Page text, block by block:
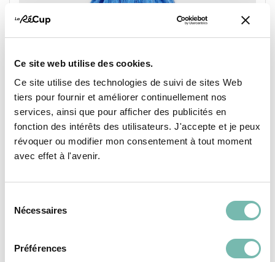
Ce site web utilise des cookies.
Ce site utilise des technologies de suivi de sites Web
tiers pour fournir et améliorer continuellement nos
services, ainsi que pour afficher des publicités en
fonction des intérêts des utilisateurs. J'accepte et je peux
révoquer ou modifier mon consentement à tout moment
avec effet à l'avenir.
Nécessaires
Préférences
Top Tulipe Bleu À Rayures Label Jaune
65,00 €
LES PETITS RIENS ASBL
IXELLES